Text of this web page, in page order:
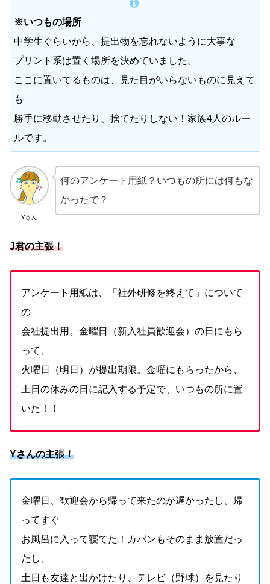
※いつもの場所
中学生ぐらいから、提出物を忘れないように大事な
プリント系は置く場所を決めていました。
ここに置いてるものは、見た目がいらないものに見えて
も
勝手に移動させたり、捨てたりしない！家族4人のルー
ルです。
Yさん
何のアンケート用紙？いつもの所には何もな
かったで？
J君の主張！
アンケート用紙は、「社外研修を終えて」について
の
会社提出用。金曜日（新入社員歓迎会）の日にもら
って、
火曜日（明日）が提出期限。金曜にもらったから、
土日の休みの日に記入する予定で、いつもの所に置
いた！！
Yさんの主張！
金曜日、歓迎会から帰って来たのが遅かったし、帰
ってすぐ
お風呂に入って寝てた！カバンもそのまま放置だっ
たし、
土日も友達と出かけたり、テレビ（野球）を見たり